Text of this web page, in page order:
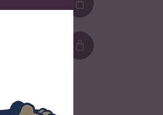
Loading...
Loading...